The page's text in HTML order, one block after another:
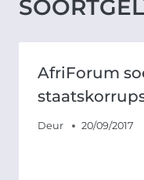
AfriForum
Deur 20/09/2017